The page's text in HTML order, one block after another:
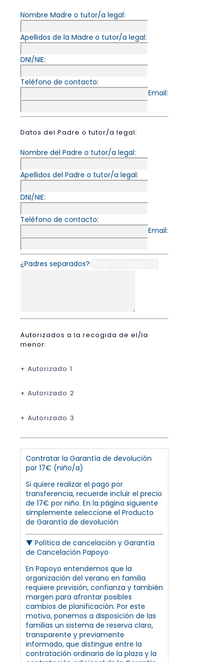
Nombre Madre o tutor/a legal:
Apellidos de la Madre o tutor/a legal:
DNI/NIE:
Teléfono de contacto:
Email:
Datos del Padre o tutor/a legal:
Nombre del Padre o tutor/a legal:
Apellidos del Padre o tutor/a legal:
DNI/NIE:
Teléfono de contacto:
Email:
¿Padres separados?:
Autorizados a la recogida de el/la
menor:
+ Autorizado 1
+ Autorizado 2
+ Autorizado 3
Contratar la Garantía de devolución
por 17€ (niño/a)
Si quiere realizar el pago por
transferencia, recuerde incluir el precio
de 17€ por niño. En la página siguiente
simplemente seleccione el Producto
de Garantía de devolución
▼ Política de cancelación y Garantía
de Cancelación Papoyo
En Papoyo entendemos que la
organización del verano en familia
requiere previsión, confianza y también
margen para afrontar posibles
cambios de planificación. Por este
motivo, ponemos a disposición de las
familias un sistema de reserva claro,
transparente y previamente
informado, que distingue entre la
contratación ordinaria de la plaza y la